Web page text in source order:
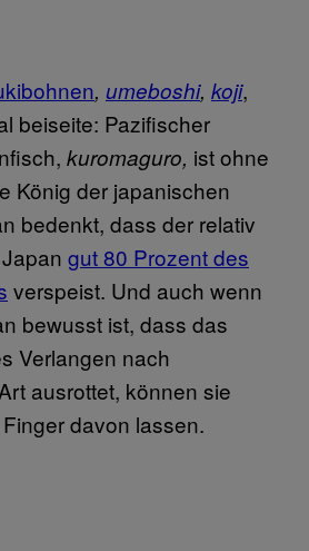
, umeboshi, koji,
beiseite: Pazifischer
kuromaguro, ist ohne
König der japanischen
bedenkt, dass der relativ
gut 80 Prozent des
verspeist. Und auch wenn
bewusst ist, dass das
Verlangen nach
ausrottet, können sie
davon lassen.